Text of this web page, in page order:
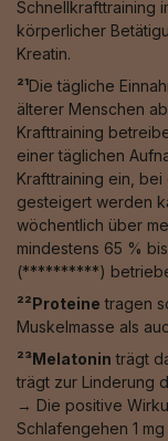
Schnellkrafttraining
körperlicher
Kreatin.
²¹Die tägliche
älterer Menschen
Krafttraining
einer täglichen
Krafttraining ein,
gesteigert werden
wöchentlich über
mindestens 65 %
(**********)
²²Proteine tragen
Muskelmasse als
²³Melatonin trägt
trägt zur Linderung
→ Die positive
Schlafengehen 1